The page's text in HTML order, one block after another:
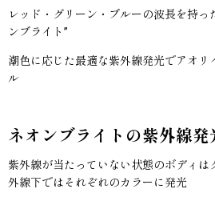
レッド・グリーン・ブルーの波長を持っ
ンブライト”
潮色に応じた最適な紫外線発光でアオリ
ル
ネオンブライトの紫外線発
紫外線が当たっていない状態のボディは
外線下ではそれぞれのカラーに発光